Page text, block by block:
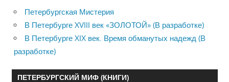
Петербургская Мистерия
В Петербурге XVIII век «ЗОЛОТОЙ» (В разработке)
В Петербурге XIX век. Время обманутых надежд (В
разработке)
ПЕТЕРБУРГСКИЙ МИФ (КНИГИ)